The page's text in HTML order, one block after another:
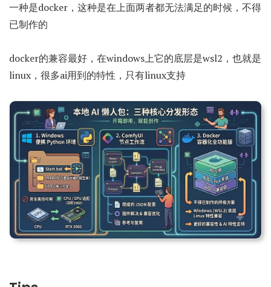
一种是docker，这种是在上面两者都无法满足的时候，不得
已制作的
docker的兼容最好，在windows上它的底层是wsl2，也就是
linux，很多ai用到的特性，只有linux支持